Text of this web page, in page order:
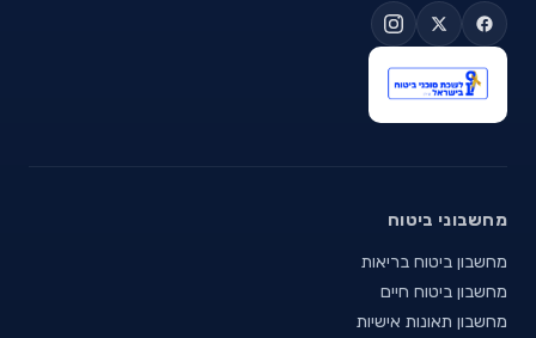
מחשבוני ביטוח
מחשבון ביטוח בריאות
מחשבון ביטוח חיים
מחשבון תאונות אישיות